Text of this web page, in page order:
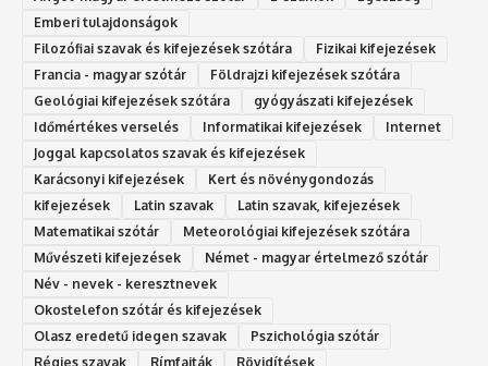
Emberi tulajdonságok
Filozófiai szavak és kifejezések szótára
Fizikai kifejezések
Francia - magyar szótár
Földrajzi kifejezések szótára
Geológiai kifejezések szótára
gyógyászati kifejezések
Időmértékes verselés
Informatikai kifejezések
Internet
Joggal kapcsolatos szavak és kifejezések
Karácsonyi kifejezések
Kert és növénygondozás
kifejezések
Latin szavak
Latin szavak, kifejezések
Matematikai szótár
Meteorológiai kifejezések szótára
Művészeti kifejezések
Német - magyar értelmező szótár
Név - nevek - keresztnevek
Okostelefon szótár és kifejezések
Olasz eredetű idegen szavak
Ps‮gólohciz‬ia s‮átóz‬r
Régies szavak
Rímfajták Rövidítések